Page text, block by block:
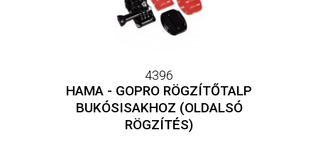
4396
HAMA - GOPRO RÖGZÍTŐTALP
BUKÓSISAKHOZ (OLDALSÓ
RÖGZÍTÉS)